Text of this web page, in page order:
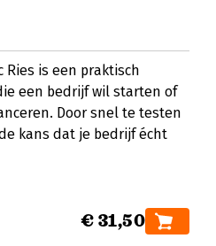
Ries is een praktisch
een bedrijf wil starten of
Door snel te testen
kans dat je bedrijf écht
€ 31,50